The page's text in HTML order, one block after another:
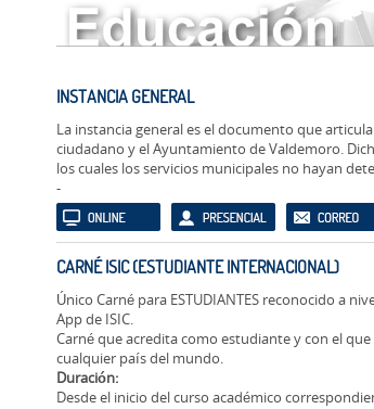
INSTANCIA GENERAL
La instancia general es el documento que
ciudadano y el Ayuntamiento de Valdemoro.
los cuales los servicios municipales no hayan
-
CARNÉ ISIC (ESTUDIANTE INTERNACIONAL)
Único Carné para ESTUDIANTES reconocido a
App de ISIC.
Carné que acredita como estudiante y con el
cualquier país del mundo.
Duración:
Desde el inicio del curso académico